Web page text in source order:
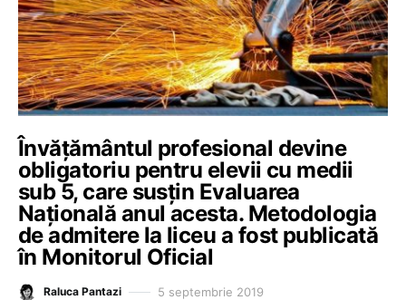
Învățământul profesional devine
obligatoriu pentru elevii cu medii
sub 5, care susțin Evaluarea
Națională anul acesta. Metodologia
de admitere la liceu a fost publicată
în Monitorul Oficial
Raluca Pantazi 5 septembrie 2019